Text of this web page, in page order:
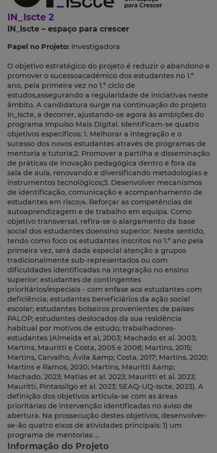
IN_Iscte 2
IN_Iscte – espaço para crescer
Papel no Projeto: Investigadora
O objetivo estratégico do projeto é reduzir o abandono e
promover o sucessoacadémico dos estudantes no 1.º
ano, pela primeira vez no 1.º ciclo de
estudos,assegurando a regularidade de iniciativas neste
âmbito. A candidatura surge na continuação do projeto
In_Iscte, a decorrer, ajustando-se agora às ambições do
programa Impulso Mais Digital. Identificam-se quatro
objetivos específicos: 1. Melhorar a integração e o
sucesso dos novos estudantes através de programas de
mentoria e tutoria;2. Promover a partilha e disseminação
de práticas de inovação pedagógica dentro e fora da
sala de aula, renovando e diversificando metodologias e
instrumentos tecnológicos;3. Desenvolver mecanismos
de identificação, comunicação e acompanhamento de
estudantes em risco;4. Reforçar as competências de
autoaprendizagem e de trabalho em equipa. Como
objetivo transversal, refira-se o alargamento da base
social dos estudantes doensino superior. Neste sentido,
tendo como foco os estudantes inscritos no 1.º ano pela
primeira vez, será dada especial atenção a grupos
tradicionalmente sub-representados ou com
dificuldades identificadas na integração no ensino
superior: estudantes de contingentes
prioritários/especiais - com enfase aos estudantes com
deficiência; estudantes beneficiários da ação social
escolar; estudantes bolseiros provenientes de países
PALOP; estudantes deslocados da sua residência
habitual por motivos de estudo; trabalhadores-
estudantes (Almeida et al, 2003; Machado et al. 2003;
Martins, Mauritti e Costa, 2005 e 2008; Martins, 2015;
Martins, Carvalho, Ávila &amp; Costa, 2017; Martins, 2020;
Martins e Ramos, 2020; Martins, Mauritti &amp;
Machado, 2023; Matias et al. 2023; Mauritti et al. 2023;
Mauritti, Pintassilgo et al. 2023; SEAQ-UQ-Iscte, 2023). A
definição dos objetivos articula-se com as áreas
prioritárias de intervenção identificadas no aviso de
abertura. Na prossecução destes objetivos, desenvolver-
se-ão quatro eixos de atividades principais: 1) um
programa de mentorias ...
Informação do Projeto